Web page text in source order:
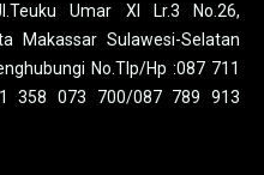
Umar XI Lr.3 No.26,
Makassar Sulawesi-Selatan
No.Tlp/Hp :087 711
358 073 700/087 789 913